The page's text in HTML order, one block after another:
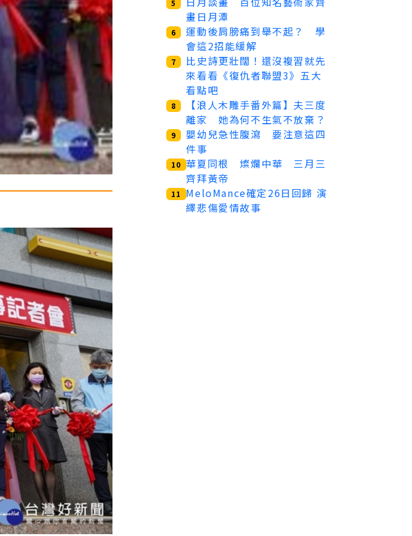
5
畫日月潭
6
運動後肩膀痛到舉不起？ 學
會這2招能緩解
7
比史詩更壯闊！還沒複習就先
來看看《復仇者聯盟3》五大
看點吧
8
【浪人木雕手番外篇】夫三度
離家 她為何不生氣不放棄？
9
嬰幼兒急性腹瀉 要注意這四
件事
10 華夏同根 燦爛中華 三月三
齊拜黃帝
11
MeloMance確定26日回歸 演
繹悲傷愛情故事